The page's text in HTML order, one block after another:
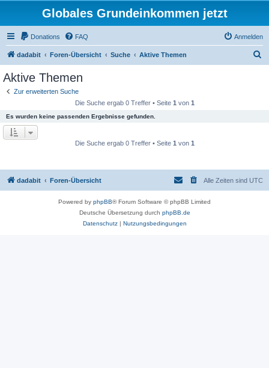
Globales Grundeinkommen jetzt
Donations FAQ Anmelden
dadabit Foren-Übersicht Suche Aktive Themen
Aktive Themen
Zur erweiterten Suche
Die Suche ergab 0 Treffer • Seite 1 von 1
Es wurden keine passenden Ergebnisse gefunden.
Die Suche ergab 0 Treffer • Seite 1 von 1
dadabit Foren-Übersicht Alle Zeiten sind UTC
Powered by phpBB® Forum Software © phpBB Limited
Deutsche Übersetzung durch phpBB.de
Datenschutz| Nutzungsbedingungen